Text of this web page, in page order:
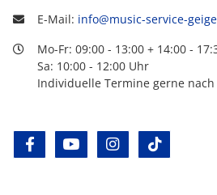
E-Mail: info@music-service-
Mo-Fr: 09:00 - 13:00 + 14:00 -
Sa: 10:00 - 12:00 Uhr
Individuelle Termine gerne
facebookyoutube instagram